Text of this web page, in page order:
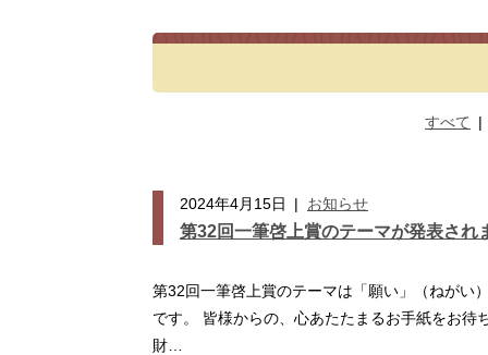
すべて |
2024年4月15日 | お知らせ
第32回一筆啓上賞のテーマが発表され
第32回一筆啓上賞のテーマは「願い」（ねがい
です。 皆様からの、心あたたまるお手紙をお
財…